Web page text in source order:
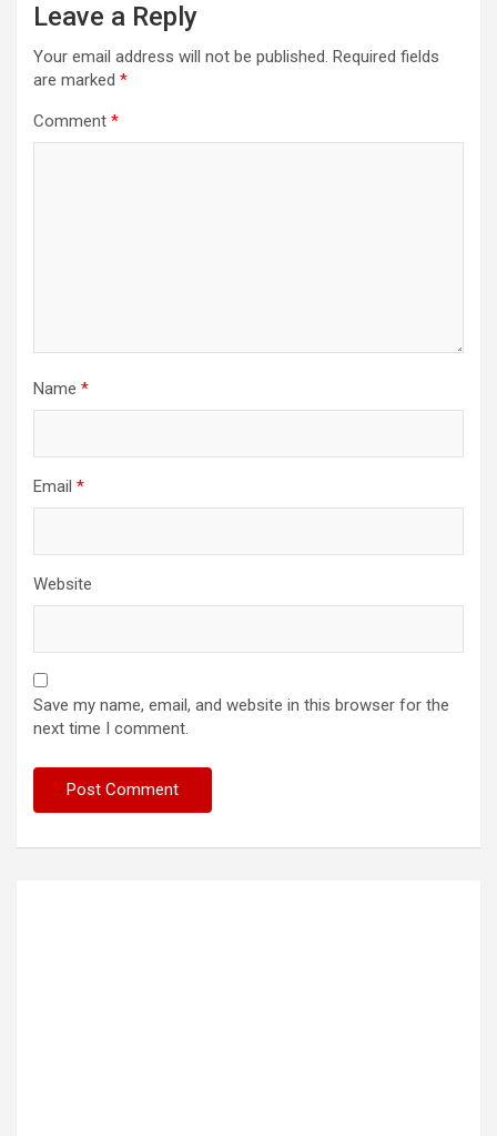
Leave a Reply
Your email address will not be published. Required fields
are marked *
Comment *
Name *
Email *
Website
Save my name, email, and website in this browser for the
next time I comment.